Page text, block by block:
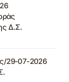
Δ.Σ.
29-07-2026